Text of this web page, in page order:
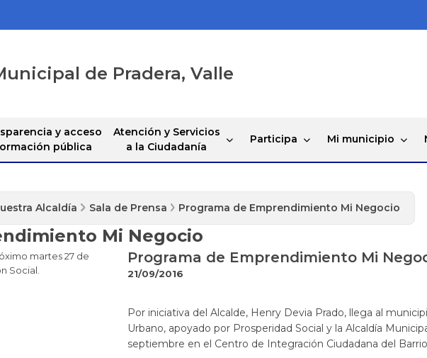
de Pradera, Valle
y acceso
pública
Atención y Servicios
a la Ciudadanía
Participa Mi municipio
Alcaldía Sala de Prensa Programa de Emprendimiento Mi Negocio
Mi Negocio
martes 27 de
Social.
Programa de Emprendimiento Mi
21/09/2016
Por iniciativa del Alcalde, Henry Devia Prado, llega al
Urbano, apoyado por Prosperidad Social y la Alcaldía
septiembre en el Centro de Integración Ciudadana del